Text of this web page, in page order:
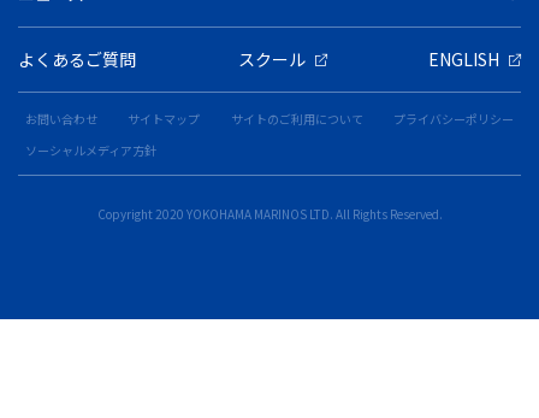
よくあるご質問 スクール ENGLISH
お問い合わせ サイトマップ サイトのご利用について
プライバシーポリシー
ソーシャルメディア方針
Copyright 2020 YOKOHAMA MARINOS LTD. All Rights Reserved.